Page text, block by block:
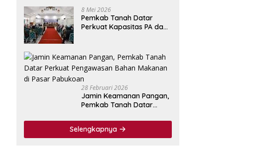
8 Mei 2026
Pemkab Tanah Datar
Perkuat Kapasitas PA dan
Jasa.
28 Februari 2026
Jamin Keamanan Pangan,
Pemkab Tanah Datar
Bahan Makanan di Pasar
Pabukoan
Selengkapnya